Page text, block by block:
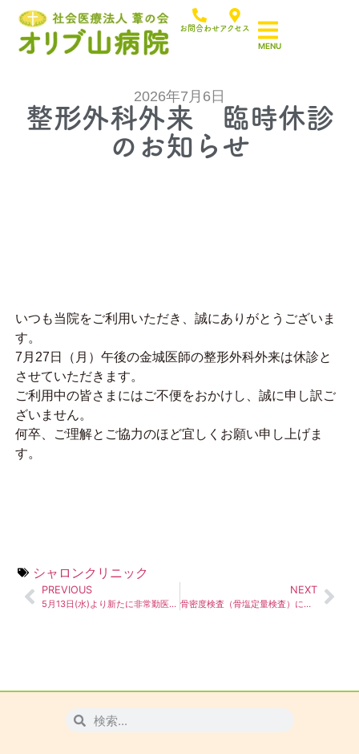
お問合わせアクセス
2026年7月6日
整形外科外来 臨時休診
のお知らせ
いつも当院をご利用いただき、誠にありがとうございま
す。
7月27日（月）午後の金城医師の整形外科外来は休診と
させていただきます。
ご利用中の皆さまにはご不便をおかけし、誠に申し訳ご
ざいません。
何卒、ご理解とご協力のほど宜しくお願い申し上げま
す。
シャロンクリニック
PREVIOUS
5月13日(水)より新たに非常勤医師が着任します！
NEXT
骨密度検査（骨塩定量検査）についてのお知らせ